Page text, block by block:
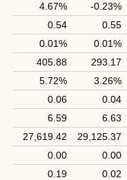
-0.23%
4.67%
0.55
0.54
0.01%
0.01%
293.17
405.88
3.26%
5.72%
0.04
0.06
6.63
6.59
29,125.37
27,619.42
0.00
0.00
0.02
0.19